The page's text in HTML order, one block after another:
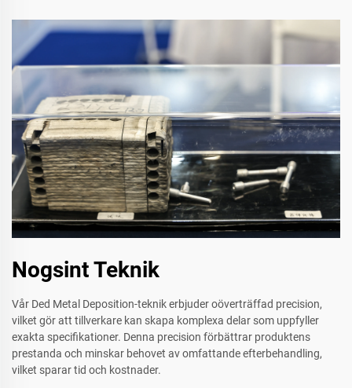
Nogsint Teknik
Vår Ded Metal Deposition-teknik erbjuder oöverträffad precision,
vilket gör att tillverkare kan skapa komplexa delar som uppfyller
exakta specifikationer. Denna precision förbättrar produktens
prestanda och minskar behovet av omfattande efterbehandling,
vilket sparar tid och kostnader.